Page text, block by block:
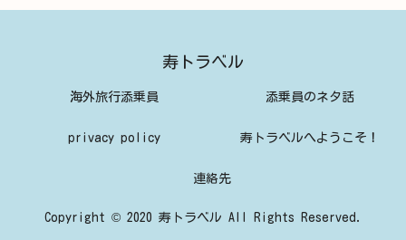
寿トラベル
海外旅行添乗員 添乗員のネタ話
privacy policy 寿トラベルへようこそ！
連絡先
Copyright © 2020 寿トラベル All Rights Reserved.